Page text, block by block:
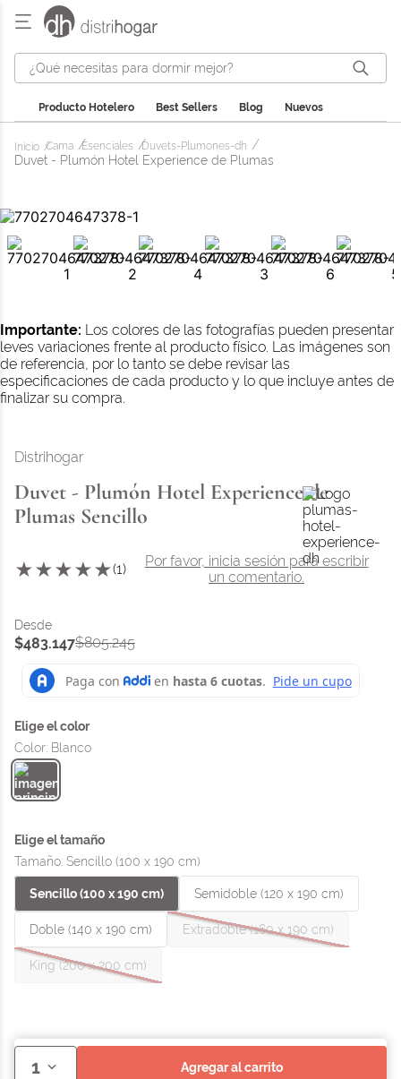
¿Qué necesitas para dormir mejor?
Producto Hotelero Best Sellers Blog Nuevos
Cama Esenciales Duvets-Plumones-dh
Duvet - Plumón Hotel Experience de Plumas
Importante: Los colores de las fotografías pueden presentar
leves variaciones frente al producto físico. Las imágenes son
de referencia, por lo tanto se debe revisar las
especificaciones de cada producto y lo que incluye antes de
finalizar su compra.
Distrihogar
Duvet - Plumón Hotel Experience de
Plumas Sencillo
★★★★★(1)
Por favor, inicia sesión para escribir
un comentario.
$483.147$805.245
Color: Blanco
Tamaño: Sencillo (100 x 190 cm)
Sencillo (100 x 190 cm) Semidoble (120 x 190 cm)
Doble (140 x 190 cm) Extradoble (160 x 190 cm)
King (200 x 200 cm)
1 agregar al carrito